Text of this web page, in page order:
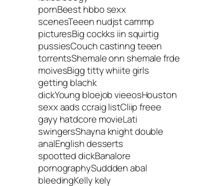
pornBeest hbbo sexx
scenesTeeen nudjst cammp
picturesBig cockks iin squirtig
pussiesCouch castinng teeen
torrentsShemale onn shemale frde
moivesBigg titty whiite girls
getting blachk
dickYoung bloejob vieeosHouston
sexx aads ccraig listCliip freee
gayy hatdcore movieLati
swingersShayna knight double
analEnglish desserts
spootted dickBanalore
pornographySuddden abal
bleedingKelly kely